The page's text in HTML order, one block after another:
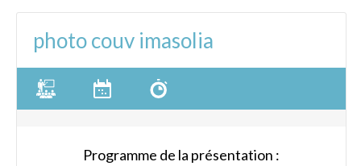
photo couv imasolia
Programme de la présentation :